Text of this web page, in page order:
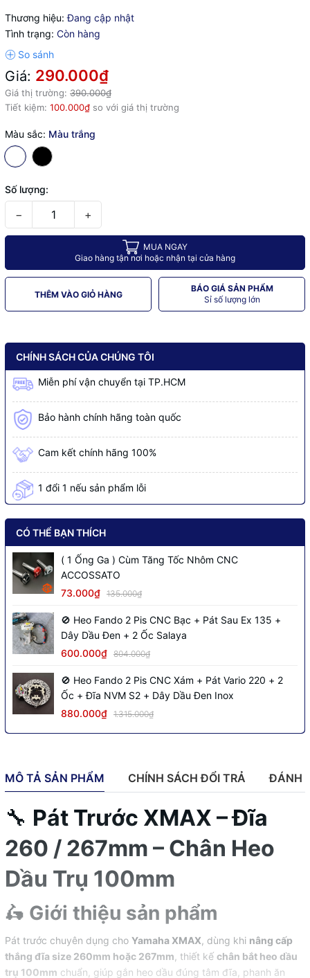
Thương hiệu: Đang cập nhật
Tình trạng: Còn hàng
Giá: 290.000₫
Giá thị trường: 390.000₫
Tiết kiệm: 100.000₫ so với giá thị trường
Màu sắc: Màu trắng
Số lượng:
− +
MUA NGAY
Giao hàng tận nơi hoặc nhận tại cửa hàng
THÊM VÀO GIỎ HÀNG
BÁO GIÁ SẢN PHẨM
Sỉ số lượng lớn
CHÍNH SÁCH CỦA CHÚNG TÔI
Miễn phí vận chuyển tại TP.HCM
Bảo hành chính hãng toàn quốc
Cam kết chính hãng 100%
1 đổi 1 nếu sản phẩm lỗi
CÓ THỂ BẠN THÍCH
( 1 Ống Ga ) Cùm Tăng Tốc Nhôm CNC
ACCOSSATO
73.000₫ 135.000₫
🚫 Heo Fando 2 Pis CNC Bạc + Pát Sau Ex 135 +
Dây Dầu Đen + 2 Ốc Salaya
600.000₫ 804.000₫
🚫 Heo Fando 2 Pis CNC Xám + Pát Vario 220 + 2
Ốc + Đĩa NVM S2 + Dây Dầu Đen Inox
880.000₫ 1.315.000₫
MÔ TẢ SẢN PHẨM CHÍNH SÁCH ĐỔI TRẢ ĐÁNH
🔧 Pát Trước XMAX – Đĩa
260 / 267mm – Chân Heo
Dầu Trụ 100mm
🛵 Giới thiệu sản phẩm
Pát trước chuyên dụng cho Yamaha XMAX, dùng khi nâng cấp
thắng đĩa size 260mm hoặc 267mm , thiết kế chân bắt heo dầu
trụ 100mm chuẩn, giúp gắn heo dầu đúng tâm đĩa, phanh ăn